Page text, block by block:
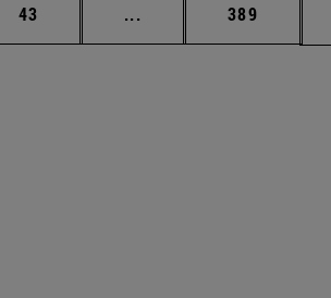
Página
43 ... Páginas intermedias
Página
389